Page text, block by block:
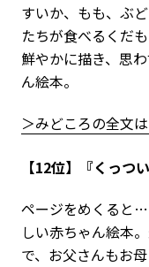
すいか、もも、ぶ
たちが食べるくだ
鮮やかに描き、思
ん絵本。
＞みどころの全文
【12位】『くっつ
ページをめくると…
しい赤ちゃん絵本
で、お父さんもお